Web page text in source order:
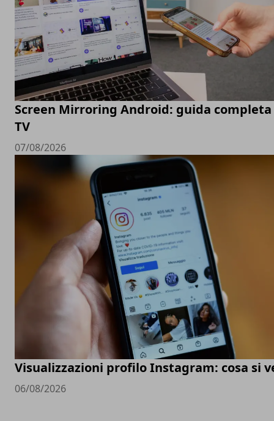
Screen Mirroring Android: guida
TV
07/08/2026
Visualizzazioni profilo Instagram: cosa si
06/08/2026